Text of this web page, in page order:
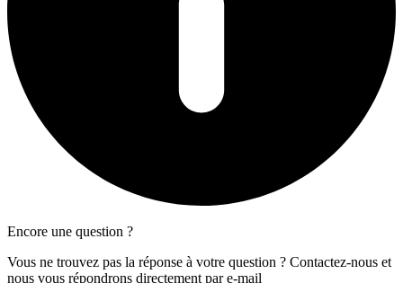
Encore une question ?
Vous ne trouvez pas la réponse à votre question ? Contactez-nous et
nous vous répondrons directement par e-mail